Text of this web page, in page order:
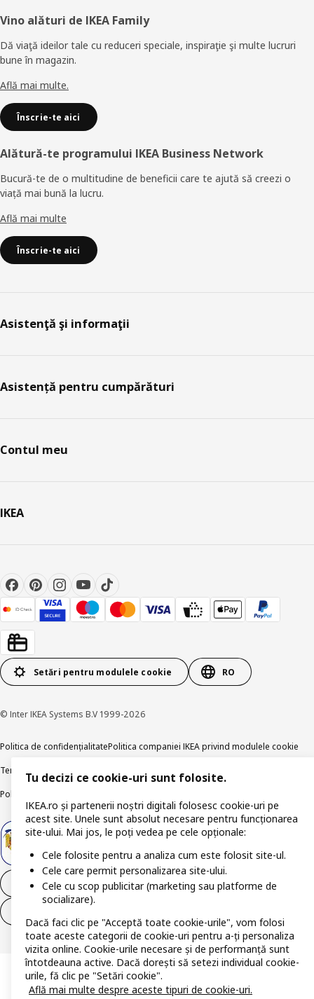
Subsol
Vino alături de IKEA Family
Dă viaţă ideilor tale cu reduceri speciale, inspiraţie şi multe lucruri
bune în magazin.
Află mai multe.
Înscrie-te aici
Alătură-te programului IKEA Business Network
Bucură-te de o multitudine de beneficii care te ajută să creezi o
viață mai bună la lucru.
Află mai multe
Înscrie-te aici
Asistenţă şi informaţii
Asistență pentru cumpărături
Contul meu
IKEA
Setări pentru modulele cookie RO
© Inter IKEA Systems B.V 1999-2026
Politica de confidențialitatePolitica companiei IKEA privind modulele cookie
Termeni și Condiții
Politica de publicare responsabilă
Retrage-te din contract
Tu decizi ce cookie-uri sunt folosite.
IKEA.ro și partenerii noștri digitali folosesc cookie-uri pe
acest site. Unele sunt absolut necesare pentru funcționarea
site-ului. Mai jos, le poți vedea pe cele opționale:
Cele folosite pentru a analiza cum este folosit site-ul.
Cele care permit personalizarea site-ului.
Cele cu scop publicitar (marketing sau platforme de
socializare).
Dacă faci clic pe "Acceptă toate cookie-urile", vom folosi
toate aceste categorii de cookie-uri pentru a-ți personaliza
vizita online. Cookie-urile necesare și de performanță sunt
întotdeauna active. Dacă dorești să setezi individual cookie-
urile, fă clic pe "Setări cookie".
Află mai multe despre aceste tipuri de cookie-uri.